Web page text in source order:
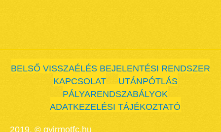
BELSŐ VISSZAÉLÉS BEJELENTÉSI RENDSZER
KAPCSOLAT
UTÁNPÓTLÁS
PÁLYARENDSZABÁLYOK
ADATKEZELÉSI TÁJÉKOZTATÓ
2019. © gyirmotfc.hu